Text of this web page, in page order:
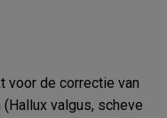
voor de correctie van
valgus, scheve